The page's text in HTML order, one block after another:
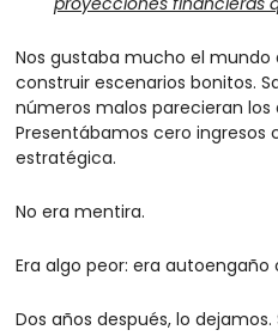
Nos gustaba mucho el mundo
construir escenarios bonitos.
números malos parecieran los
Presentábamos cero ingresos
estratégica.
No era mentira.
Era algo peor: era autoengaño
Dos años después, lo